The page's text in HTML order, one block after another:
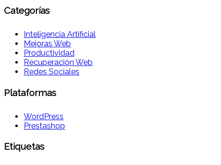
Categorías
Inteligencia Artificial
Mejoras Web
Productividad
Recuperación Web
Redes Sociales
Plataformas
WordPress
Prestashop
Etiquetas